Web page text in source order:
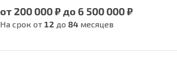
от 200 000 ₽ до 6 500 000 ₽
На срок от 12 до 84месяцев